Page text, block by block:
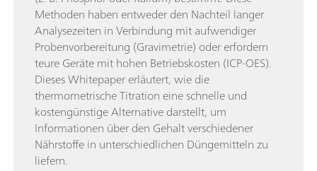
Methoden haben entweder den Nachteil langer
Analysezeiten in Verbindung mit aufwendiger
Probenvorbereitung (Gravimetrie) oder erfordern
teure Geräte mit hohen Betriebskosten (ICP-OES).
Dieses Whitepaper erläutert, wie die
thermometrische Titration eine schnelle und
kostengünstige Alternative darstellt, um
Informationen über den Gehalt verschiedener
Nährstoffe in unterschiedlichen Düngemitteln zu
liefern.